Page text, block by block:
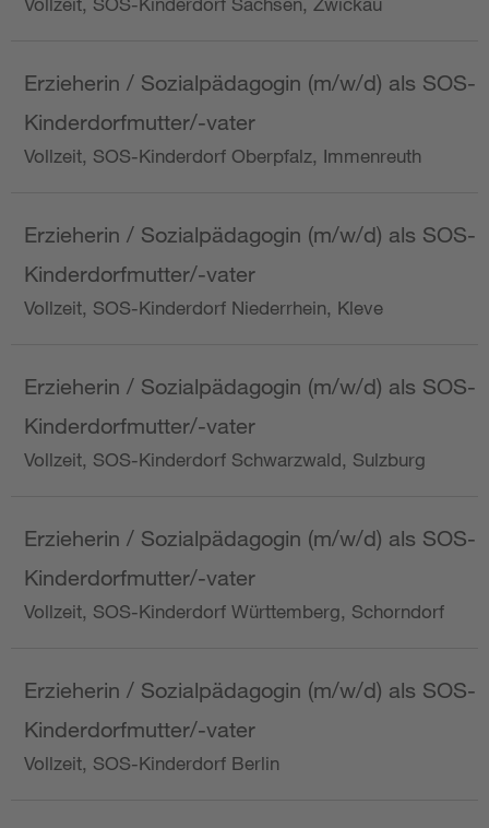
Erzieherin / Sozialpädagogin (m/w/d) als SOS-
Kinderdorfmutter/-vater
Vollzeit, SOS-Kinderdorf Oberpfalz, Immenreuth
Erzieherin / Sozialpädagogin (m/w/d) als SOS-
Kinderdorfmutter/-vater
Vollzeit, SOS-Kinderdorf Niederrhein, Kleve
Erzieherin / Sozialpädagogin (m/w/d) als SOS-
Kinderdorfmutter/-vater
Vollzeit, SOS-Kinderdorf Schwarzwald, Sulzburg
Erzieherin / Sozialpädagogin (m/w/d) als SOS-
Kinderdorfmutter/-vater
Vollzeit, SOS-Kinderdorf Württemberg, Schorndorf
Erzieherin / Sozialpädagogin (m/w/d) als SOS-
Kinderdorfmutter/-vater
Vollzeit, SOS-Kinderdorf Berlin